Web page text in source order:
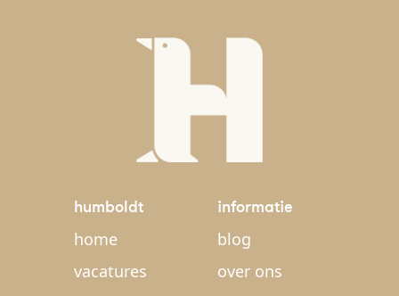
humboldt
home
vacatures
informatie
blog
over ons